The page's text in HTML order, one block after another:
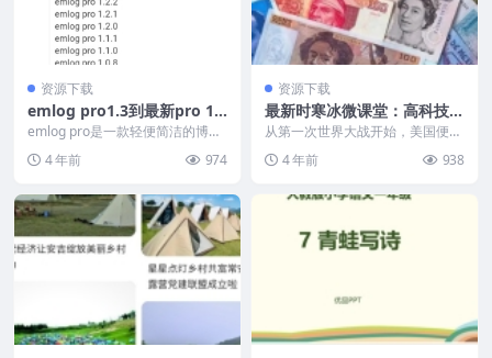
资源下载
emlog pro1.3到最新pro 1.
5.1的免费开心使用方法
emlog pro是一款轻便简洁的博
费，有实力的网...
4 年前 974
资源下载
最新时寒冰微课堂：高科技取
代石油成为美元强有力的基础
从第一次世界大战开始，美国便通
神。美国政府采取的方式...
4 年前 938